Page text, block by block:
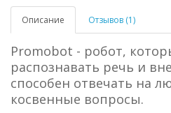
Описание Отзывов (1)
Promobot - робот,
распознавать речь и
способен отвечать на
косвенные вопросы.